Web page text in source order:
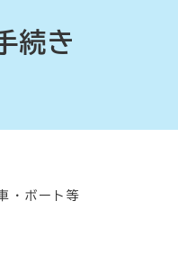
続き
・ボート等